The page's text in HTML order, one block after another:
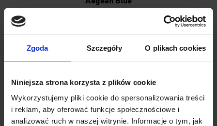
Zgoda Szczegóły O plikach cookies
Niniejsza strona korzysta z plików cookie
Wykorzystujemy pliki cookie do spersonalizowania treści
i reklam, aby oferować funkcje społecznościowe i
analizować ruch w naszej witrynie. Informacje o tym, jak
Thule Yepp 2 Mini to miękki i solidny fotelik rowerowy dla
dzieci gwarantuje wygodną i bezpieczną jazdę z przo...
529.00 zł